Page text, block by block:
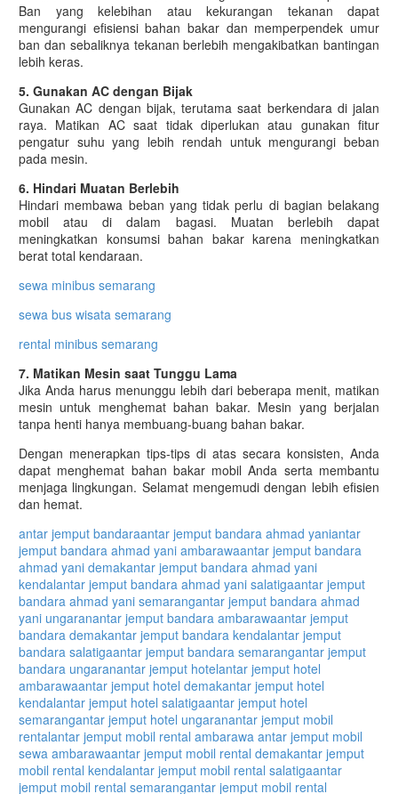
Ban yang kelebihan atau kekurangan tekanan dapat
mengurangi efisiensi bahan bakar dan memperpendek umur
ban dan sebaliknya tekanan berlebih mengakibatkan bantingan
lebih keras.
5. Gunakan AC dengan Bijak
Gunakan AC dengan bijak, terutama saat berkendara di jalan
raya. Matikan AC saat tidak diperlukan atau gunakan fitur
pengatur suhu yang lebih rendah untuk mengurangi beban
pada mesin.
6. Hindari Muatan Berlebih
Hindari membawa beban yang tidak perlu di bagian belakang
mobil atau di dalam bagasi. Muatan berlebih dapat
meningkatkan konsumsi bahan bakar karena meningkatkan
berat total kendaraan.
sewa minibus semarang
sewa bus wisata semarang
rental minibus semarang
7. Matikan Mesin saat Tunggu Lama
Jika Anda harus menunggu lebih dari beberapa menit, matikan
mesin untuk menghemat bahan bakar. Mesin yang berjalan
tanpa henti hanya membuang-buang bahan bakar.
Dengan menerapkan tips-tips di atas secara konsisten, Anda
dapat menghemat bahan bakar mobil Anda serta membantu
menjaga lingkungan. Selamat mengemudi dengan lebih efisien
dan hemat.
antar jemput bandaraantar jemput bandara ahmad yaniantar
jemput bandara ahmad yani ambarawaantar jemput bandara
ahmad yani demakantar jemput bandara ahmad yani
kendalantar jemput bandara ahmad yani salatigaantar jemput
bandara ahmad yani semarangantar jemput bandara ahmad
yani ungaranantar jemput bandara ambarawaantar jemput
bandara demakantar jemput bandara kendalantar jemput
bandara salatigaantar jemput bandara semarangantar jemput
bandara ungaranantar jemput hotelantar jemput hotel
ambarawaantar jemput hotel demakantar jemput hotel
kendalantar jemput hotel salatigaantar jemput hotel
semarangantar jemput hotel ungaranantar jemput mobil
rentalantar jemput mobil rental ambarawa antar jemput mobil
sewa ambarawaantar jemput mobil rental demakantar jemput
mobil rental kendalantar jemput mobil rental salatigaantar
jemput mobil rental semarangantar jemput mobil rental